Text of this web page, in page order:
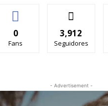
0
Fans
3,912
Seguidores
- Advertisement -